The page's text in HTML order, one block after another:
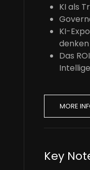
KI als
KI-
denken
Das
MORE
Key